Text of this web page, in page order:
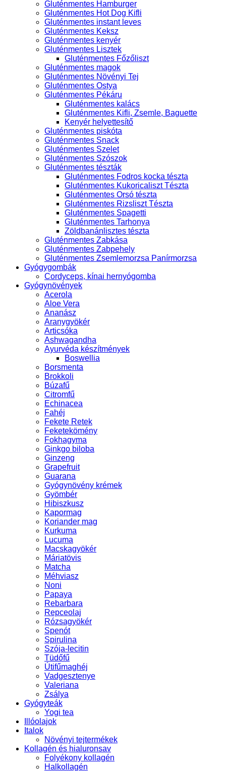
Gluténmentes Hamburger
Gluténmentes Hot Dog Kifli
Gluténmentes instant leves
Gluténmentes Keksz
Gluténmentes kenyér
Gluténmentes Lisztek
Gluténmentes Főzőliszt
Gluténmentes magok
Gluténmentes Növényi Tej
Gluténmentes Ostya
Gluténmentes Pékáru
Gluténmentes kalács
Gluténmentes Kifli, Zsemle, Baguette
Kenyér helyettesítő
Gluténmentes piskóta
Gluténmentes Snack
Gluténmentes Szelet
Gluténmentes Szószok
Gluténmentes tészták
Gluténmentes Fodros kocka tészta
Gluténmentes Kukoricaliszt Tészta
Gluténmentes Orsó tészta
Gluténmentes Rizsliszt Tészta
Gluténmentes Spagetti
Gluténmentes Tarhonya
Zöldbanánlisztes tészta
Gluténmentes Zabkása
Gluténmentes Zabpehely
Gluténmentes Zsemlemorzsa Panírmorzsa
Gyógygombák
Cordyceps, kínai hernyógomba
Gyógynövények
Acerola
Aloe Vera
Ananász
Aranygyökér
Articsóka
Ashwagandha
Ayurvéda készítmények
Boswellia
Borsmenta
Brokkoli
Búzafű
Citromfű
Echinacea
Fahéj
Fekete Retek
Feketekömény
Fokhagyma
Ginkgo biloba
Ginzeng
Grapefruit
Guarana
Gyógynövény krémek
Gyömbér
Hibiszkusz
Kapormag
Koriander mag
Kurkuma
Lucuma
Macskagyökér
Máriatövis
Matcha
Méhviasz
Noni
Papaya
Rebarbara
Repceolaj
Rózsagyökér
Spenót
Spirulina
Szója-lecitin
Tüdőfű
Útifűmaghéj
Vadgesztenye
Valeriana
Zsálya
Gyógyteák
Yogi tea
Illóolajok
Italok
Növényi tejtermékek
Kollagén és hialuronsav
Folyékony kollagén
Halkollagén